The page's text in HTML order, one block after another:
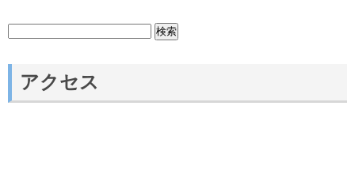
アクセス